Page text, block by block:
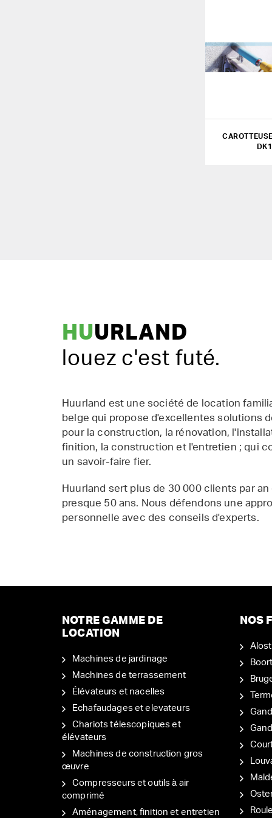
HUURLAND
louez c'est futé.
Huurland est une société de location
belge qui propose d'excellentes solutions
pour la construction, la rénovation,
finition, la construction et l'entretien ; qui
un savoir-faire fier.
Huurland sert plus de 30 000 clients par an
presque 50 ans. Nous défendons une
personnelle avec des conseils d'experts.
NOTRE GAMME DE
LOCATION
Machines de jardinage
Machines de terrassement
Élévateurs et nacelles
Echafaudages et elevateurs
Chariots télescopiques et
élévateurs
Machines de construction gros
œuvre
Compresseurs et outils à air
comprimé
Aménagement, finition et entretien
NOS
Alost